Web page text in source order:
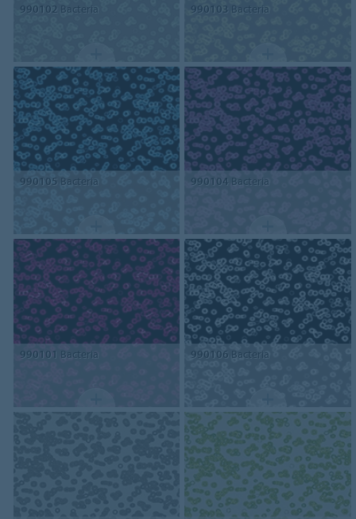
990102 Bacteria 990103 Bacteria
990105 Bacteria 990104 Bacteria
990101 Bacteria 990106 Bacteria